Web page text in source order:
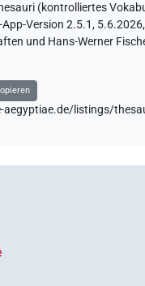
(kontrolliertes
Version 2.5.1,
und Hans-Werner
aegyptiae.de/listings/